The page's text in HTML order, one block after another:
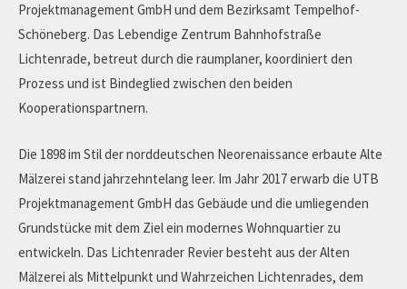
Projektmanagement GmbH und dem Bezirksamt Tempelhof-
Schöneberg. Das Lebendige Zentrum Bahnhofstraße
Lichtenrade, betreut durch die raumplaner, koordiniert den
Prozess und ist Bindeglied zwischen den beiden
Kooperationspartnern.
Die 1898 im Stil der norddeutschen Neorenaissance erbaute Alte
Mälzerei stand jahrzehntelang leer. Im Jahr 2017 erwarb die UTB
Projektmanagement GmbH das Gebäude und die umliegenden
Grundstücke mit dem Ziel ein modernes Wohnquartier zu
entwickeln. Das Lichtenrader Revier besteht aus der Alten
Mälzerei als Mittelpunkt und Wahrzeichen Lichtenrades, dem